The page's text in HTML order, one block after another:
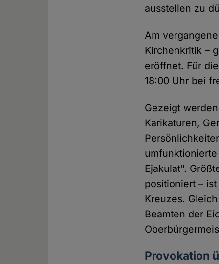
ausstellen zu
Am
Kirchenkritik –
eröffnet. Für
18:00 Uhr bei
Gezeigt
Karikaturen,
Ejakulat".
positioniert –
Kreuzes.
Beamten der
Provokation